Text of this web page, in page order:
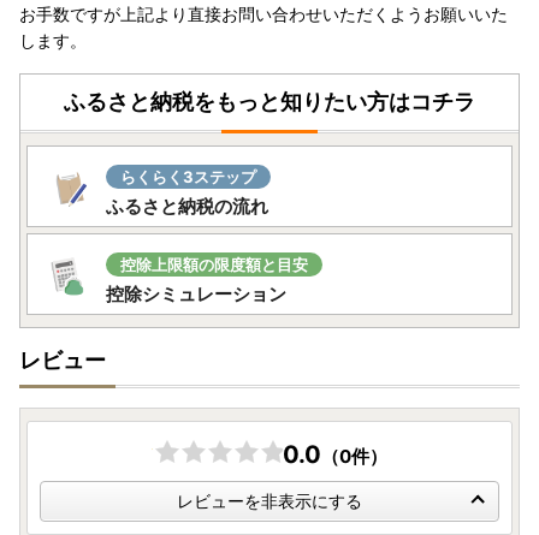
お手数ですが上記より直接お問い合わせいただくようお願いいた
します。
ふるさと納税をもっと知りたい方はコチラ
らくらく3ステップ
ふるさと納税の流れ
控除上限額の限度額と目安
控除シミュレーション
レビュー
0.0 （0件）
レビューを非表示にする